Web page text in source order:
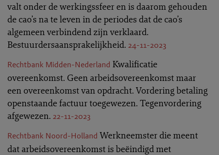
valt onder de werkingssfeer en is daarom gehouden
de cao’s na te leven in de periodes dat de cao’s
algemeen verbindend zijn verklaard.
Bestuurdersaansprakelijkheid. 24-11-2023
Rechtbank Midden-Nederland Kwalificatie
overeenkomst. Geen arbeidsovereenkomst maar
een overeenkomst van opdracht. Vordering betaling
openstaande factuur toegewezen. Tegenvordering
afgewezen. 22-11-2023
Rechtbank Noord-Holland Werkneemster die meent
dat arbeidsovereenkomst is beëindigd met